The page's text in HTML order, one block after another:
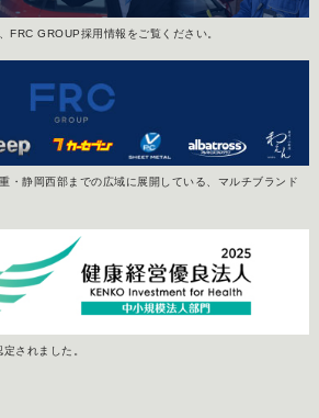
FRC GROUP採用情報をご覧ください。
・静岡西部までの広域に展開している、マルチブランド
されました。